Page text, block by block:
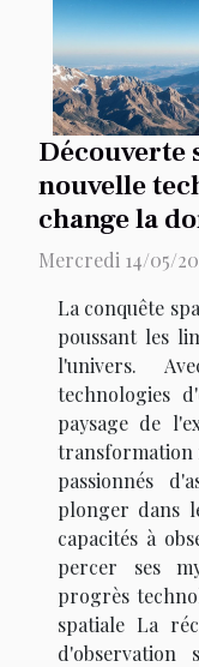
Découverte
nouvelle
change la
Mercredi 14/05/
La conquête
poussant les
l'univers.
technologies
paysage de
transformation
passionnés
plonger dans
capacités à
percer ses
progrès
spatiale La